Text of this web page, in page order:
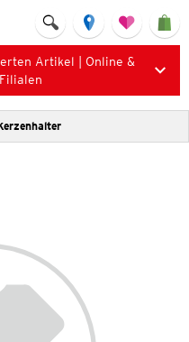
Artikel | Online &